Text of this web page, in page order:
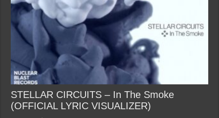
STELLAR CIRCUITS – In The Smoke
(OFFICIAL LYRIC VISUALIZER)